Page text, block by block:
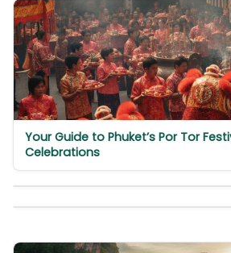
Your Guide to Phuket’s Por Tor
Celebrations